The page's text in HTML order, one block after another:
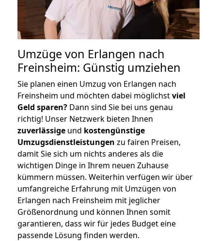
Umzüge von Erlangen nach
Freinsheim: Günstig umziehen
Sie planen einen Umzug von Erlangen nach
Freinsheim und möchten dabei möglichstviel
Geld sparen? Dann sind Sie bei uns genau
richtig! Unser Netzwerk bieten Ihnen
zuverlässige und kostengünstige
Umzugsdienstleistungen zu fairen Preisen,
damit Sie sich um nichts anderes als die
wichtigen Dinge in Ihrem neuen Zuhause
kümmern müssen. Weiterhin verfügen wir über
umfangreiche Erfahrung mit Umzügen von
Erlangen nach Freinsheim mit jeglicher
Größenordnung und können Ihnen somit
garantieren, dass wir für jedes Budget eine
passende Lösung finden werden.